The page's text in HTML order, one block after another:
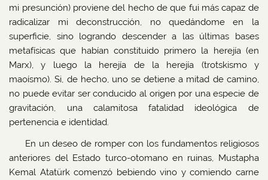
mi presunción) proviene del hecho de que fui más capaz de
radicalizar mi deconstrucción, no quedándome en la
superficie, sino logrando descender a las últimas bases
metafísicas que habían constituido primero la herejía (en
Marx), y luego la herejía de la herejía (trotskismo y
maoísmo). Si, de hecho, uno se detiene a mitad de camino,
no puede evitar ser conducido al origen por una especie de
gravitación, una calamitosa fatalidad ideológica de
pertenencia e identidad.
En un deseo de romper con los fundamentos religiosos
anteriores del Estado turco-otomano en ruinas, Mustapha
Kemal Atatürk comenzó bebiendo vino y comiendo carne